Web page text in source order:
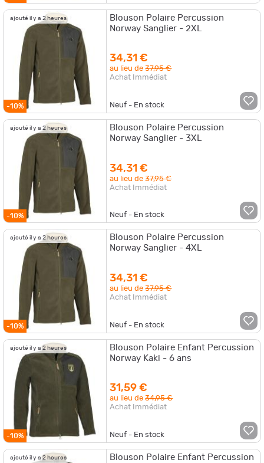
ajouté il y a 2 heures
-10%
Blouson Polaire Percussion
Norway Sanglier - 2XL
34,31 €
au lieu de37,95 €
Achat Immédiat
Neuf - En stock
ajouté il y a 2 heures
-10%
Blouson Polaire Percussion
Norway Sanglier - 3XL
34,31 €
au lieu de37,95 €
Achat Immédiat
Neuf - En stock
ajouté il y a 2 heures
-10%
Blouson Polaire Percussion
Norway Sanglier - 4XL
34,31 €
au lieu de37,95 €
Achat Immédiat
Neuf - En stock
ajouté il y a 2 heures
-10%
Blouson Polaire Enfant Percussion
Norway Kaki - 6 ans
31,59 €
au lieu de34,95 €
Achat Immédiat
Neuf - En stock
ajouté il y a 2 heures
Blouson Polaire Enfant Percussion